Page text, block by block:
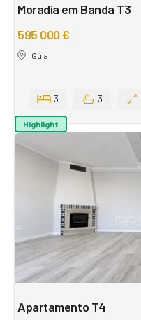
Moradia em Banda T3
595 000 €
Guia
3 3
Highlight
Apartamento T4